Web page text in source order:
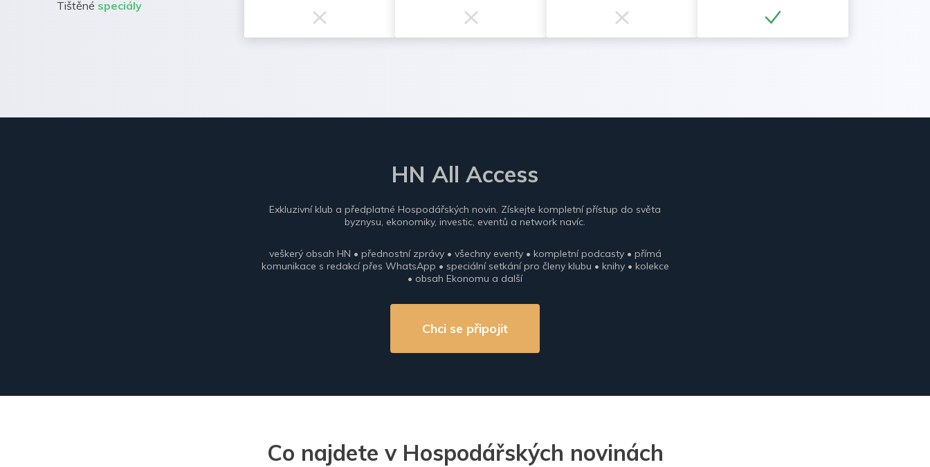
Tištěné speciály
HN All Access
Exkluzivní klub a předplatné Hospodářských novin. Získejte kompletní přístup do světa
byznysu, ekonomiky, investic, eventů a network navíc.
veškerý obsah HN • přednostní zprávy • všechny eventy • kompletní podcasty • přímá
komunikace s redakcí přes WhatsApp • speciální setkání pro členy klubu • knihy • kolekce
• obsah Ekonomu a další
Chci se připojit
Co najdete v Hospodářských novinách